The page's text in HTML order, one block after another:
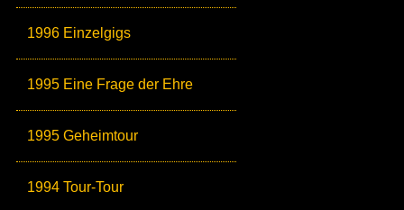
1996 Einzelgigs
1995 Eine Frage der Ehre
1995 Geheimtour
1994 Tour-Tour